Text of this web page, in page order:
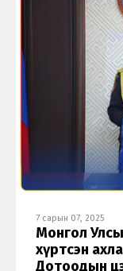
7 сарын 07, 2025
Монгол
хүртсэн
Дотоодын